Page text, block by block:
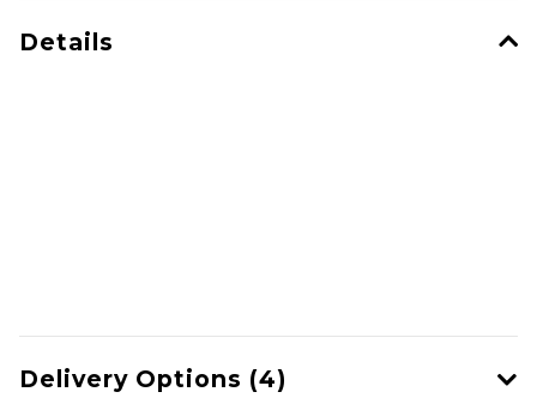
Details
Delivery Options (4)